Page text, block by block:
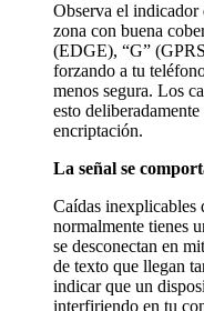
Observa el indicador
zona con buena
(EDGE), “G”
forzando a tu
menos segura. Los
esto
encriptación.
La señal se
Caídas inexplicables
normalmente tienes
se desconectan en
de texto que llegan
indicar que un
interfiriendo en tu